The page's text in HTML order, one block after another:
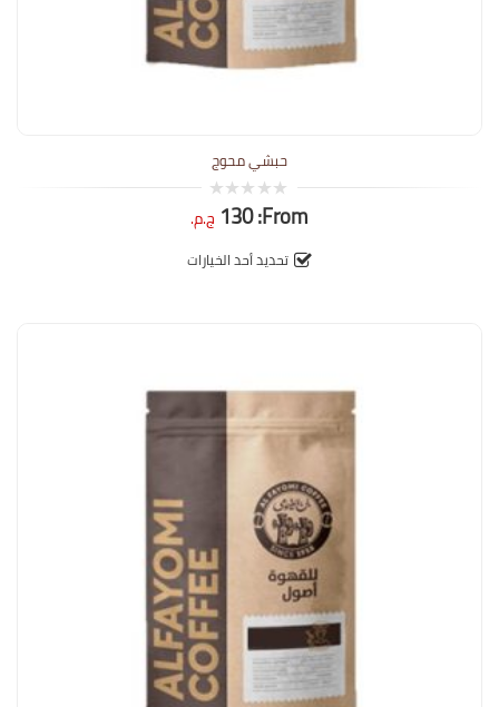
حبشي محوج
0
out
5
From:
130 ج.م.
تحديد أحد الخيارات